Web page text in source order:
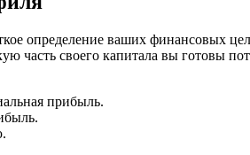
определение ваших финансовых
часть своего капитала вы готовы
прибыль.